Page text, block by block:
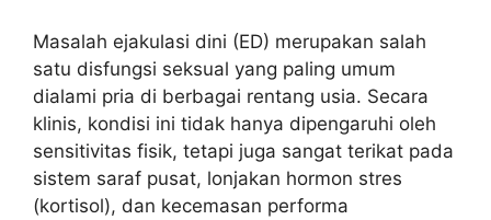
Masalah ejakulasi dini (ED) merupakan salah
satu disfungsi seksual yang paling umum
dialami pria di berbagai rentang usia. Secara
klinis, kondisi ini tidak hanya dipengaruhi oleh
sensitivitas fisik, tetapi juga sangat terikat pada
sistem saraf pusat, lonjakan hormon stres
(kortisol), dan kecemasan performa